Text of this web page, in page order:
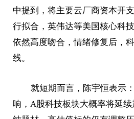
中提到，将主要云厂商资本开
行拟合，英伟达等美国核心科
依然高度吻合，情绪修复后，
线。
就短期而言，陈宇恒表示
响，A股科技板块大概率将延